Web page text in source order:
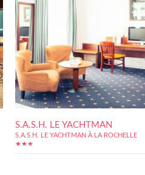
S.A.S.H. LE YACHTMAN
S.A.S.H. LE YACHTMAN À LA ROCHELLE
★★★